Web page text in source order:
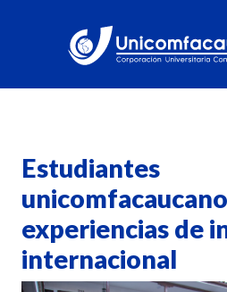
Estudiantes
experiencias de
internacional